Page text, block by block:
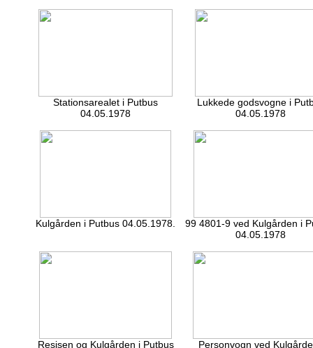
Stationsarealet i Putbus
04.05.1978
Lukkede godsvogne i
04.05.1978
Kulgården i Putbus 04.05.1978.
99 4801-9 ved Kulgården i
04.05.1978
Resisen og Kulgården i Putbus
Personvogn ved